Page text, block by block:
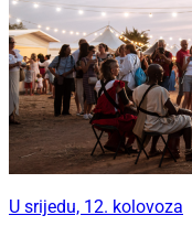
U srijedu, 12. kolovoza